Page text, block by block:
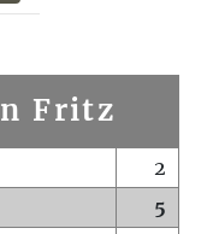
Fritz
2
5